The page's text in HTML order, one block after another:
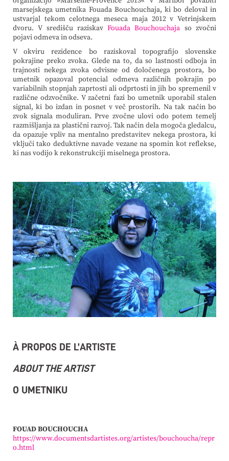
marsejskega umetnika Fouada Bouchouchaja, ki bo deloval in
ustvarjal tekom celotnega meseca maja 2012 v Vetrinjskem
dvoru. V središču raziskavFouada Bouchouchaja so zvočni
pojavi odmeva in odseva.
V okviru rezidence bo raziskoval topografijo slovenske
pokrajine preko zvoka. Glede na to, da so lastnosti odboja in
trajnosti nekega zvoka odvisne od določenega prostora, bo
umetnik opazoval potencial odmeva različnih pokrajin po
variabilnih stopnjah zaprtosti ali odprtosti in jih bo spremenil v
različne odzvočnike. V začetni fazi bo umetnik uporabil stalen
signal, ki bo izdan in posnet v več prostorih. Na tak način bo
zvok signala moduliran. Prve zvočne ulovi odo potem temelj
razmišljanja za plastični razvoj. Tak način dela mogoča gledalcu,
da opazuje vpliv na mentalno predstavitev nekega prostora, ki
vključi tako deduktivne navade vezane na spomin kot reflekse,
ki nas vodijo k rekonstrukciji miselnega prostora.
À PROPOS DE L’ARTISTE
ABOUT THE ARTIST
O UMETNIKU
FOUAD BOUCHOUCHA
https://www.documentsdartistes.org/artistes/bouchoucha/repr
o.html